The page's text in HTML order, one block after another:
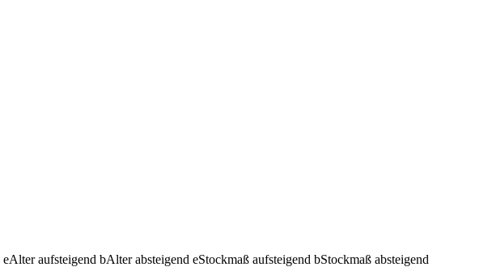
eAlter aufsteigend bAlter absteigend eStockmaß aufsteigend bStockmaß absteigend